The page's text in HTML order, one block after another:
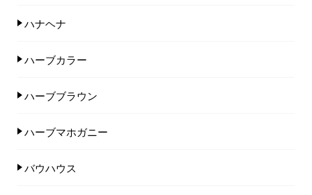
ハナヘナ
ハーブカラー
ハーブブラウン
ハーブマホガニー
バウハウス